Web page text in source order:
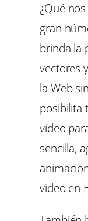
¿Qué
gran
brinda la
vectores
la Web
posibilita
video
sencilla,
video en